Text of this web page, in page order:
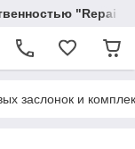
заслонок и